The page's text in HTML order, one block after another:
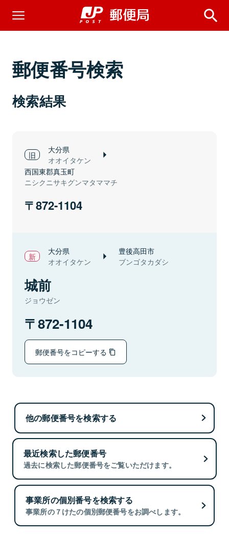
郵便番号検索
検索結果
大分県
オオイタケン
西国東郡真玉町
ニシクニサキグンマタママチ
872-1104
大分県
オオイタケン
豊後高田市
ブンゴタカダシ
城前
ジョウゼン
872-1104
郵便番号をコピーする
他の郵便番号を検索する
最近検索した郵便番号
過去に検索した郵便番号をご覧いただけます。
事業所の個別番号を検索する
事業所の７けたの個別郵便番号をお調べします。